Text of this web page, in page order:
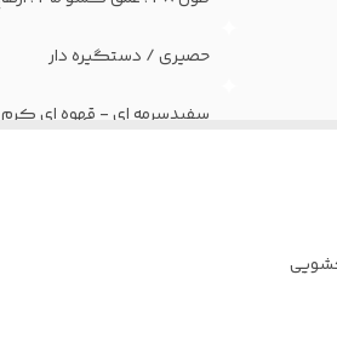
حصیری / دستگیره دار
سفیدسرمه ای - قهوه ای کرم